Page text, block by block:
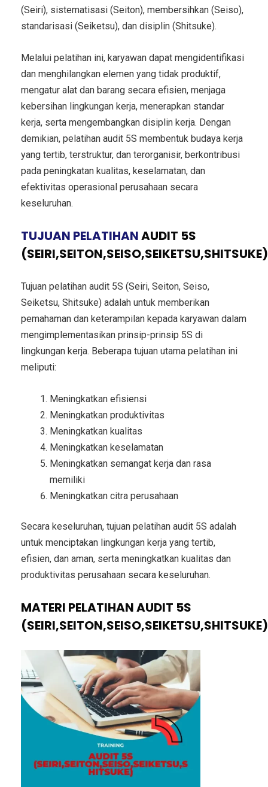
(Seiri), sistematisasi (Seiton), membersihkan (Seiso),
standarisasi (Seiketsu), dan disiplin (Shitsuke).
Melalui pelatihan ini, karyawan dapat mengidentifikasi
dan menghilangkan elemen yang tidak produktif,
mengatur alat dan barang secara efisien, menjaga
kebersihan lingkungan kerja, menerapkan standar
kerja, serta mengembangkan disiplin kerja. Dengan
demikian, pelatihan audit 5S membentuk budaya kerja
yang tertib, terstruktur, dan terorganisir, berkontribusi
pada peningkatan kualitas, keselamatan, dan
efektivitas operasional perusahaan secara
keseluruhan.
TUJUAN PELATIHANAUDIT 5S
(SEIRI,SEITON,SEISO,SEIKETSU,SHITSUKE)
Tujuan pelatihan audit 5S (Seiri, Seiton, Seiso,
Seiketsu, Shitsuke) adalah untuk memberikan
pemahaman dan keterampilan kepada karyawan dalam
mengimplementasikan prinsip-prinsip 5S di
lingkungan kerja. Beberapa tujuan utama pelatihan ini
meliputi:
Meningkatkan efisiensi
Meningkatkan produktivitas
Meningkatkan kualitas
Meningkatkan keselamatan
Meningkatkan semangat kerja dan rasa
memiliki
Meningkatkan citra perusahaan
Secara keseluruhan, tujuan pelatihan audit 5S adalah
untuk menciptakan lingkungan kerja yang tertib,
efisien, dan aman, serta meningkatkan kualitas dan
produktivitas perusahaan secara keseluruhan.
MATERI PELATIHAN AUDIT 5S
(SEIRI,SEITON,SEISO,SEIKETSU,SHITSUKE)